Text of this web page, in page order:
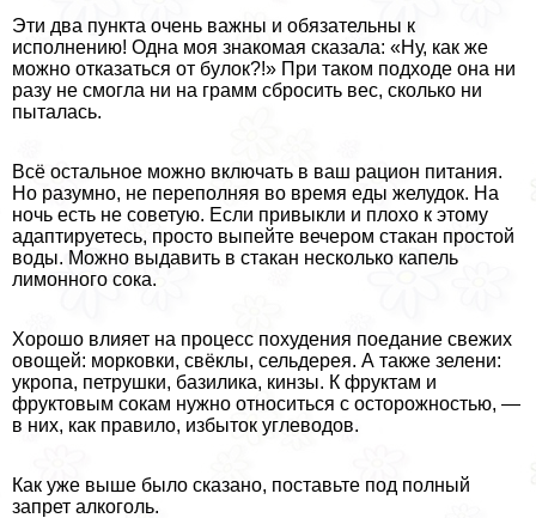
Эти два пункта очень важны и обязательны к
исполнению! Одна моя знакомая сказала: «Ну, как же
можно отказаться от булок?!» При таком подходе она ни
разу не смогла ни на грамм сбросить вес, сколько ни
пыталась.
Всё остальное можно включать в ваш рацион питания.
Но разумно, не переполняя во время еды желудок. На
ночь есть не советую. Если привыкли и плохо к этому
адаптируетесь, просто выпейте вечером стакан простой
воды. Можно выдавить в стакан несколько капель
лимонного сока.
Хорошо влияет на процесс похудения поедание свежих
овощей: морковки, свёклы, сельдерея. А также зелени:
укропа, петрушки, базилика, кинзы. К фруктам и
фруктовым сокам нужно относиться с осторожностью, —
в них, как правило, избыток углеводов.
Как уже выше было сказано, поставьте под полный
запрет алкоголь.